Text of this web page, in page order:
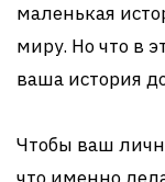
маленькая
миру. Но что в
ваша история
Чтобы ваш